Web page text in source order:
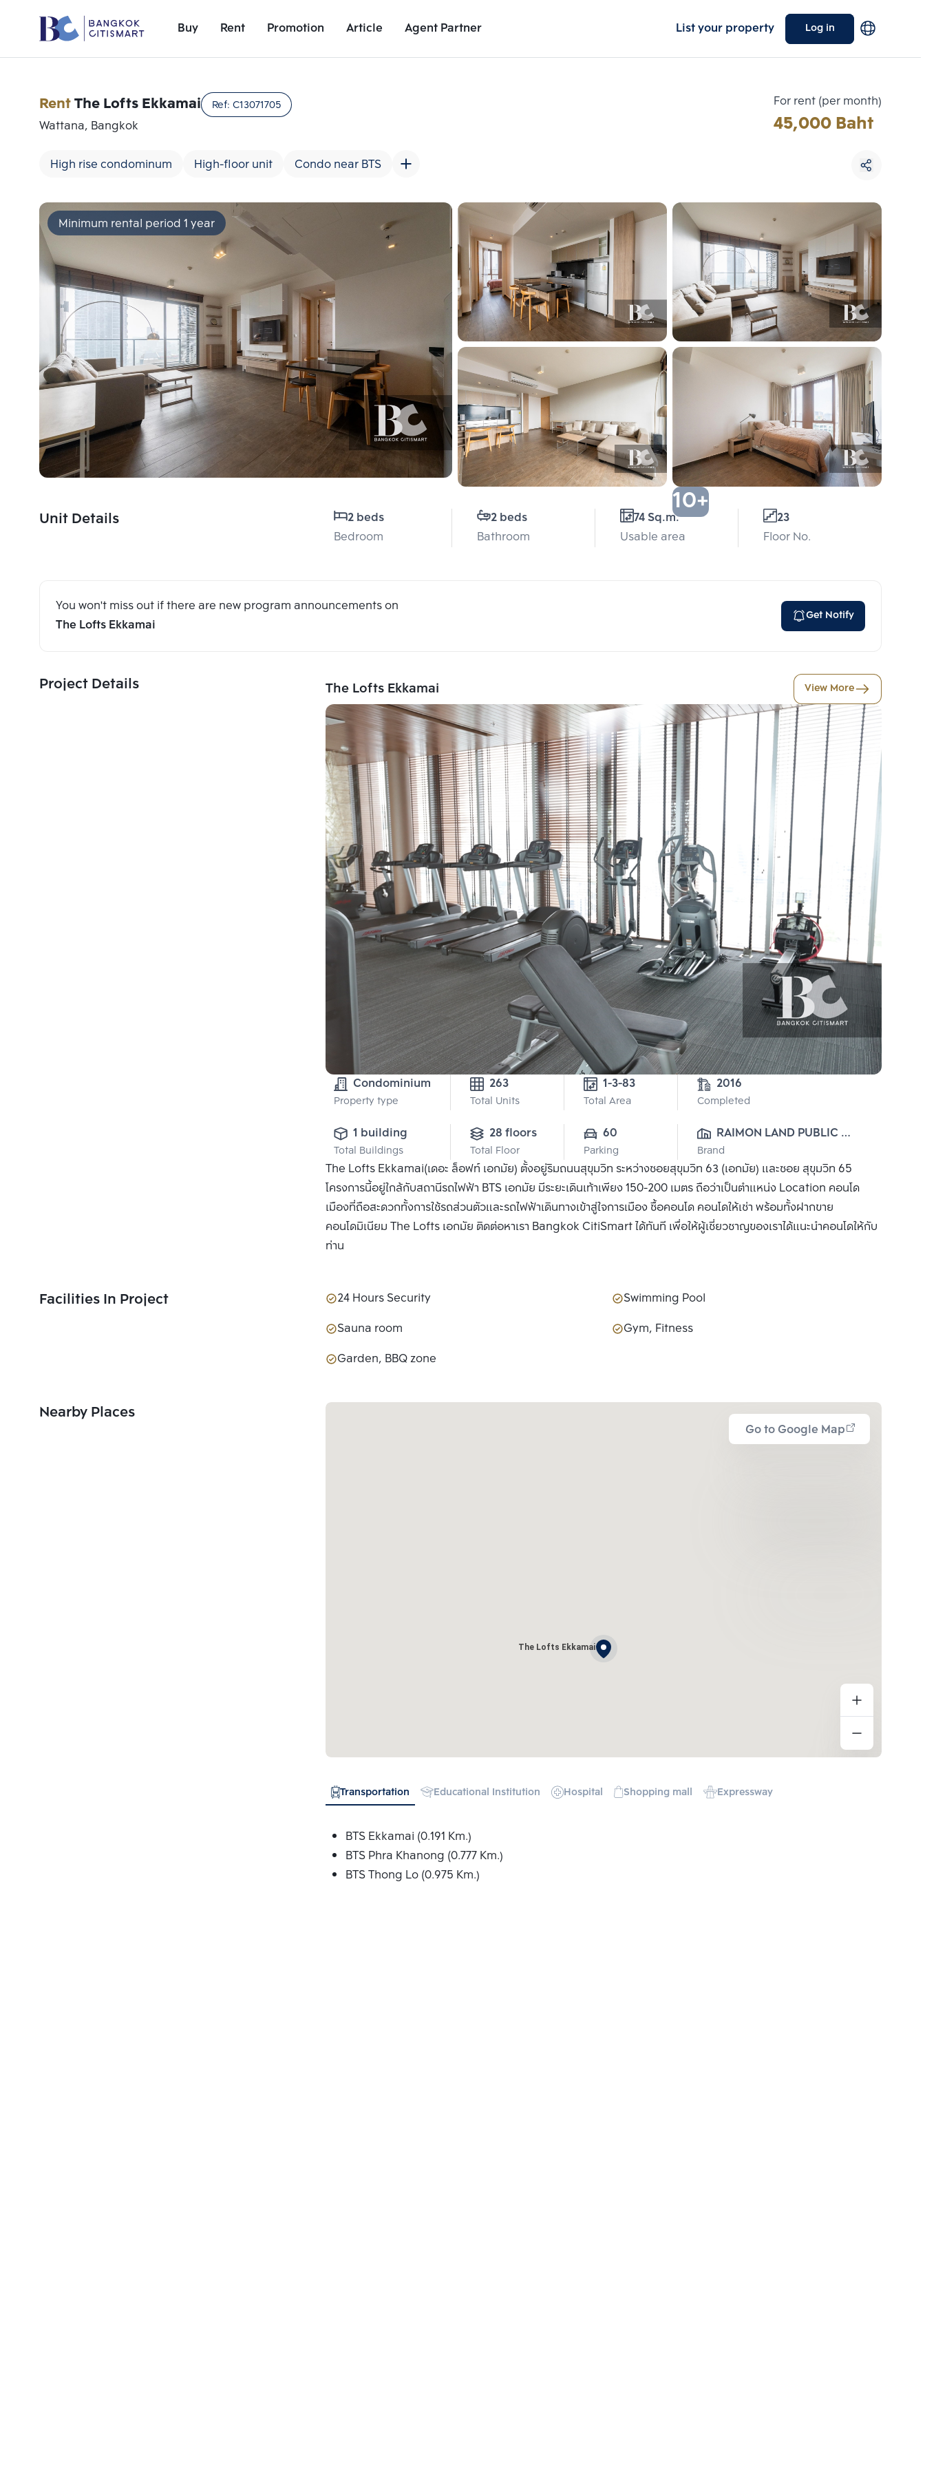
Buy Rent Promotion Article Agent Partner List your property Log in
Unit Details
RentThe Lofts Ekkamai Ref: C13071705
Wattana, Bangkok
High rise condominum High-floor unit Condo near BTS
For rent (per month)
45,000 Baht
10+
Minimum rental period 1 year
Unit Details
2 beds
Bedroom
2 beds
Bathroom
74 Sq.m.
Usable area
23
Floor No.
You won't miss out if there are new program announcements on
The Lofts Ekkamai
Get Notify
Project Details The Lofts Ekkamai View More
Condominium
Property type
263
Total Units Total Area
2016
Completed
1 building
Total Buildings
28 floors
Total Floor
60
Parking
RAIMON LAND PUBLIC
CO., LTD.
Brand
The Lofts Ekkamai(เดอะ ล็อฟท์ เอกมัย) ตั้งอยู่ริมถนนสุขุมวิท ระหว่างซอยสุขุมวิท 63 (เอกมัย) และซอย สุขุมวิท 65
โครงการนี้อยู่ใกล้กับสถานีรถไฟฟ้า BTS เอกมัย มีระยะเดินเท้าเพียง 150-200 เมตร ถือว่าเป็นตำแหน่ง Location คอนโด
เมืองที่ถือสะดวกทั้งการใช้รถส่วนตัวและรถไฟฟ้าเดินทางเข้าสู่ใจการเมือง ซื้อคอนโด คอนโดให้เช่า พร้อมทั้งฝากขาย
คอนโดมิเนียม The Lofts เอกมัย ติดต่อหาเรา Bangkok CitiSmart ได้ทันที เพื่อให้ผู้เชี่ยวชาญของเราได้แนะนำคอนโดให้กับ
ท่าน
Facilities In Project 24 Hours Security
Swimming Pool
Sauna room
Gym, Fitness
Garden, BBQ zone
Nearby Places
Go to Google Map
The Lofts Ekkamai
Transportation Educational Institution Hospital Shopping mall Expressway
BTS Ekkamai (0.191 Km.)
BTS Phra Khanong (0.777 Km.)
BTS Thong Lo (0.975 Km.)
Add comparative units
Add comparative units
Number 2
Add comparative units
Number 3
Choose comparative unit
Maximum 3 units
Compare
Clear all